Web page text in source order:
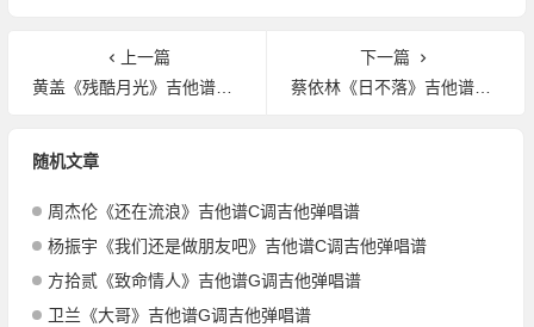
上一篇
黄盖《残酷月光》吉他谱G调吉他弹唱谱
下一篇
蔡依林《日不落》吉他谱C调吉他弹唱谱
随机文章
周杰伦《还在流浪》吉他谱C调吉他弹唱谱
杨振宇《我们还是做朋友吧》吉他谱C调吉他弹唱谱
方拾贰《致命情人》吉他谱G调吉他弹唱谱
卫兰《大哥》吉他谱G调吉他弹唱谱